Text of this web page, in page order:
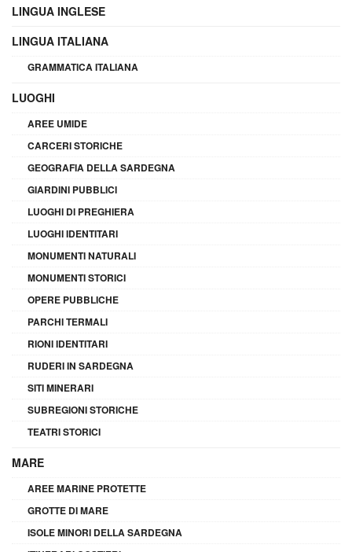
LINGUA INGLESE
LINGUA ITALIANA
GRAMMATICA ITALIANA
LUOGHI
AREE UMIDE
CARCERI STORICHE
GEOGRAFIA DELLA SARDEGNA
GIARDINI PUBBLICI
LUOGHI DI PREGHIERA
LUOGHI IDENTITARI
MONUMENTI NATURALI
MONUMENTI STORICI
OPERE PUBBLICHE
PARCHI TERMALI
RIONI IDENTITARI
RUDERI IN SARDEGNA
SITI MINERARI
SUBREGIONI STORICHE
TEATRI STORICI
MARE
AREE MARINE PROTETTE
GROTTE DI MARE
ISOLE MINORI DELLA SARDEGNA